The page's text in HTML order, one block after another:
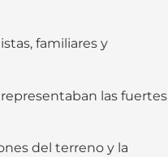
familiares y
las fuertes
del terreno y la